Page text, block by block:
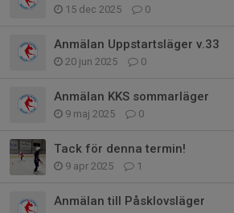
15 dec 2025 0
Anmälan Uppstartsläger v.33
20 jun 2025 0
Anmälan KKS sommarläger
9 maj 2025 0
Tack för denna termin!
9 apr 2025 1
Anmälan till Påsklovsläger